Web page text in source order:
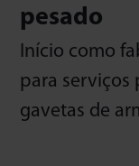
pesado
Início como
para serviços
gavetas de